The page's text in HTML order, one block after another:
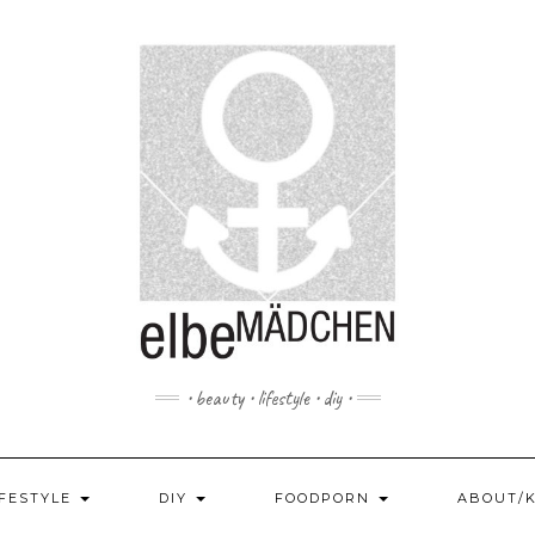
• beauty • lifestyle • diy •
DIY FOODPORN ABOUT/